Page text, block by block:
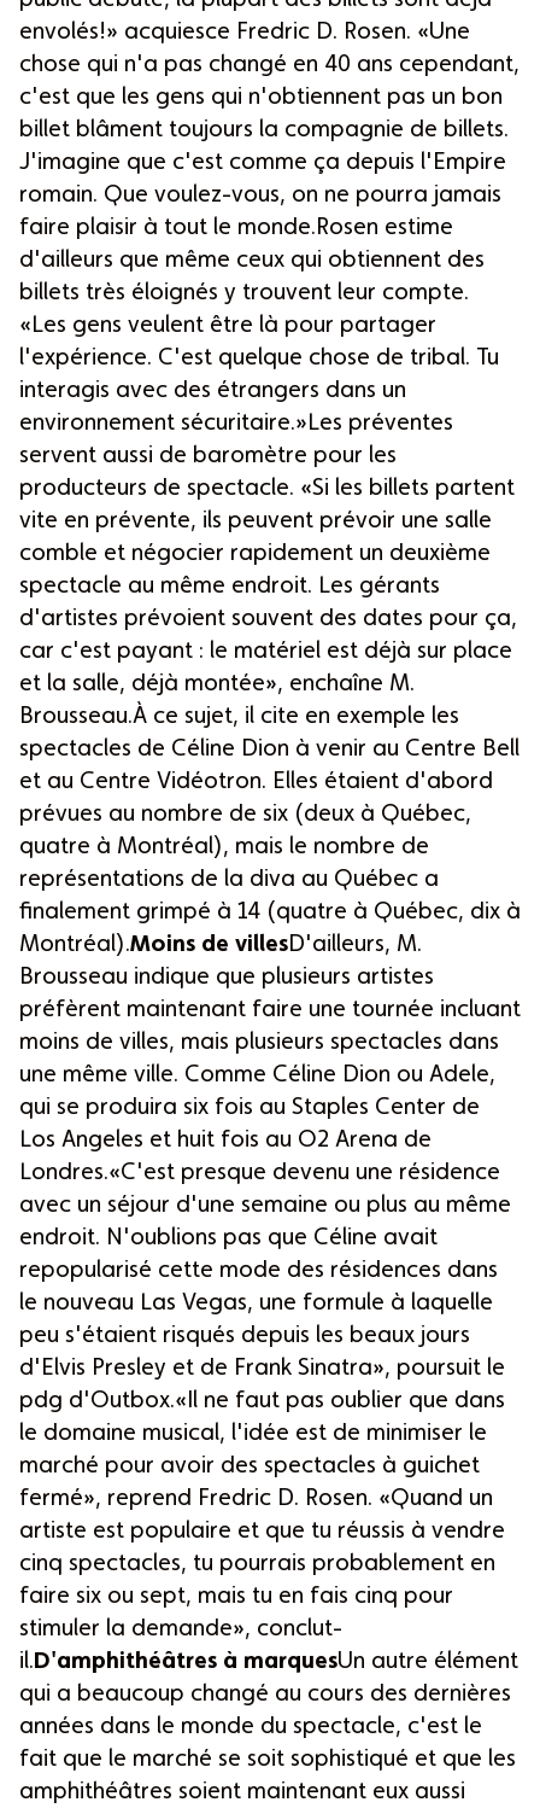
envolés!» acquiesce Fredric D. Rosen. «Une
chose qui n'a pas changé en 40 ans cependant,
c'est que les gens qui n'obtiennent pas un bon
billet blâment toujours la compagnie de billets.
J'imagine que c'est comme ça depuis l'Empire
romain. Que voulez-vous, on ne pourra jamais
faire plaisir à tout le monde.Rosen estime
d'ailleurs que même ceux qui obtiennent des
billets très éloignés y trouvent leur compte.
«Les gens veulent être là pour partager
l'expérience. C'est quelque chose de tribal. Tu
interagis avec des étrangers dans un
environnement sécuritaire.»Les préventes
servent aussi de baromètre pour les
producteurs de spectacle. «Si les billets partent
vite en prévente, ils peuvent prévoir une salle
comble et négocier rapidement un deuxième
spectacle au même endroit. Les gérants
d'artistes prévoient souvent des dates pour ça,
car c'est payant : le matériel est déjà sur place
et la salle, déjà montée», enchaîne M.
Brousseau.À ce sujet, il cite en exemple les
spectacles de Céline Dion à venir au Centre Bell
et au Centre Vidéotron. Elles étaient d'abord
prévues au nombre de six (deux à Québec,
quatre à Montréal), mais le nombre de
représentations de la diva au Québec a
finalement grimpé à 14 (quatre à Québec, dix à
Montréal).Moins de villesD'ailleurs, M.
Brousseau indique que plusieurs artistes
préfèrent maintenant faire une tournée incluant
moins de villes, mais plusieurs spectacles dans
une même ville. Comme Céline Dion ou Adele,
qui se produira six fois au Staples Center de
Los Angeles et huit fois au O2 Arena de
Londres.«C'est presque devenu une résidence
avec un séjour d'une semaine ou plus au même
endroit. N'oublions pas que Céline avait
repopularisé cette mode des résidences dans
le nouveau Las Vegas, une formule à laquelle
peu s'étaient risqués depuis les beaux jours
d'Elvis Presley et de Frank Sinatra», poursuit le
pdg d'Outbox.«Il ne faut pas oublier que dans
le domaine musical, l'idée est de minimiser le
marché pour avoir des spectacles à guichet
fermé», reprend Fredric D. Rosen. «Quand un
artiste est populaire et que tu réussis à vendre
cinq spectacles, tu pourrais probablement en
faire six ou sept, mais tu en fais cinq pour
stimuler la demande», conclut-
il.D'amphithéâtres à marquesUn autre élément
qui a beaucoup changé au cours des dernières
années dans le monde du spectacle, c'est le
fait que le marché se soit sophistiqué et que les
amphithéâtres soient maintenant eux aussi